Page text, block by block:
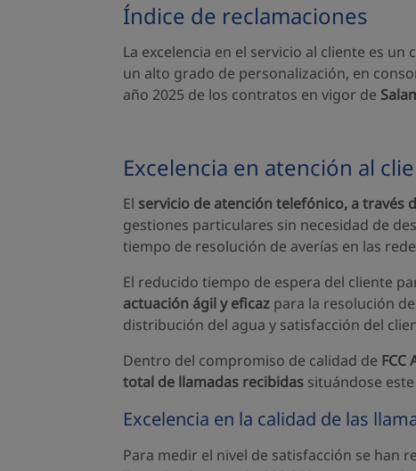
Índice de reclamaciones
La excelencia en el servicio al cliente es un
un alto grado de personalización, en
año 2025 de los contratos en vigor de
Excelencia en atención al
El servicio de atención telefónico, a través
gestiones particulares sin necesidad de
tiempo de resolución de averías en las
El reducido tiempo de espera del cliente
actuación ágil y eficaz para la resolución
distribución del agua y satisfacción del
Dentro del compromiso de calidad de FCC
total de llamadas recibidas situándose
Excelencia en la calidad de las
Para medir el nivel de satisfacción se han